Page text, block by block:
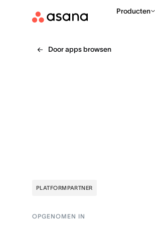
Producten
Door apps browsen
PLATFORMPARTNER
OPGENOMEN IN